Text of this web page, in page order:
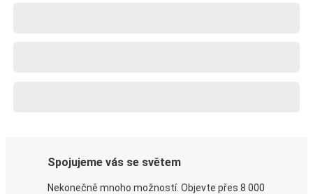
Spojujeme vás se světem
Nekonečně mnoho možností. Objevte přes 8 000